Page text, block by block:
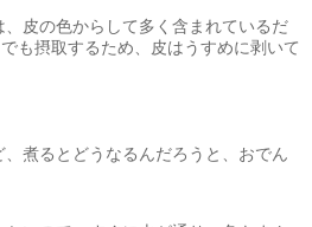
皮の色からして多く含まれているだ
も摂取するため、皮はうすめに剥いて
煮るとどうなるんだろうと、おでん